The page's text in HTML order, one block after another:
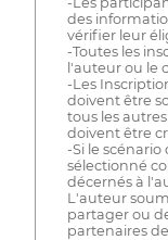
des
vérifier leur
-Toutes les
l'auteur ou le
-Les
doivent être
tous les
doivent être
-Si le
sélectionné
décernés à
L'auteur
partager ou
partenaires